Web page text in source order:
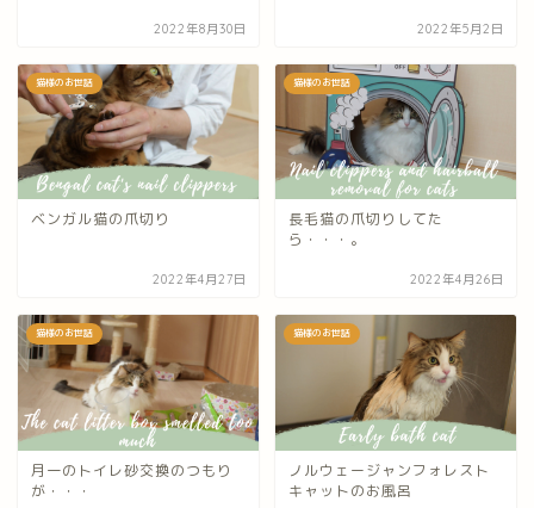
2022年8月30日 2022年5月2日
猫様のお世話
ベンガル猫の爪切り
2022年4月27日
猫様のお世話
長毛猫の爪切りしてた
ら・・・。
2022年4月26日
猫様のお世話
月一のトイレ砂交換のつもり
が・・・
猫様のお世話
ノルウェージャンフォレスト
キャットのお風呂